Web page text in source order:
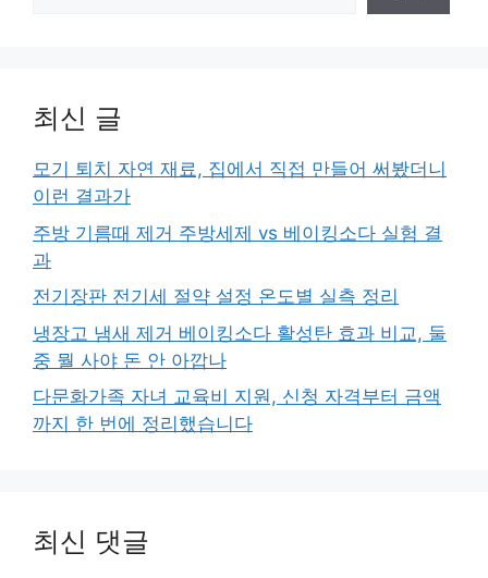
최신 글
모기 퇴치 자연 재료, 집에서 직접 만들어 써봤더니
이런 결과가
주방 기름때 제거 주방세제 vs 베이킹소다 실험 결
과
전기장판 전기세 절약 설정 온도별 실측 정리
냉장고 냄새 제거 베이킹소다 활성탄 효과 비교, 둘
중 뭘 사야 돈 안 아깝나
다문화가족 자녀 교육비 지원, 신청 자격부터 금액
까지 한 번에 정리했습니다
최신 댓글